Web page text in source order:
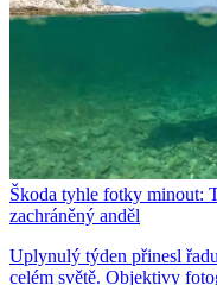
Škoda tyhle fotky minout:
zachráněný anděl
Uplynulý týden přinesl
celém světě. Objektivy